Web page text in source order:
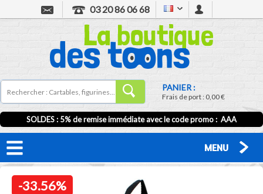
03 20 86 06 68
PANIER :
Frais de port :0,00 €
SOLDES : 5% de remise immédiate avec le code promo : AAA
MENU
-33.56%